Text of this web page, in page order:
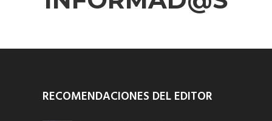
RECOMENDACIONES DEL EDITOR